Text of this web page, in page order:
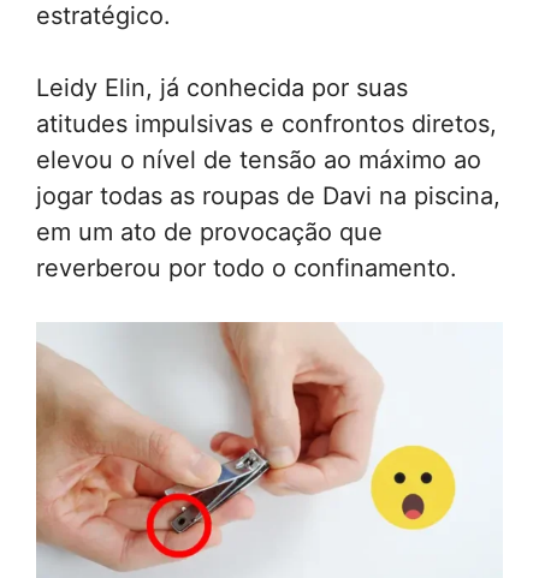
estratégico.
Leidy Elin, já conhecida por suas
atitudes impulsivas e confrontos diretos,
elevou o nível de tensão ao máximo ao
jogar todas as roupas de Davi na piscina,
em um ato de provocação que
reverberou por todo o confinamento.